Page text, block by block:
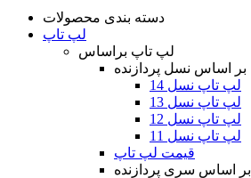
دسته بندی محصولات
لپ تاپ
لپ تاپ براساس
بر اساس نسل پردازنده
لپ تاپ نسل 14
لپ تاپ نسل 13
لپ تاپ نسل 12
لپ تاپ نسل 11
قیمت لپ تاپ
بر اساس سری پردازنده